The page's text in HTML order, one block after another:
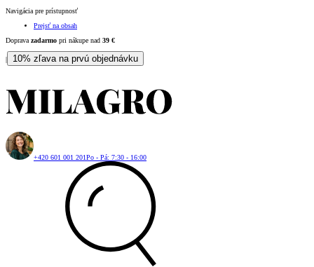
Navigácia pre prístupnosť
Prejsť na obsah
Doprava zadarmo pri nákupe nad 39 €
| 10% zľava na prvú objednávku
+420 601 001 201Po - Pá: 7:30 - 16:00